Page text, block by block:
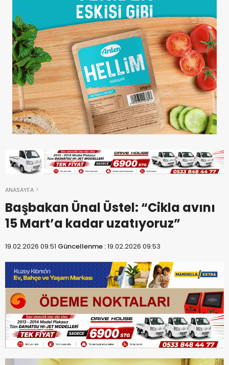
ANASAYFA
Başbakan Ünal Üstel: “Cikla avını
15 Mart’a kadar uzatıyoruz”
19.02.2026 09:51 Güncellenme :19.02.2026 09:53